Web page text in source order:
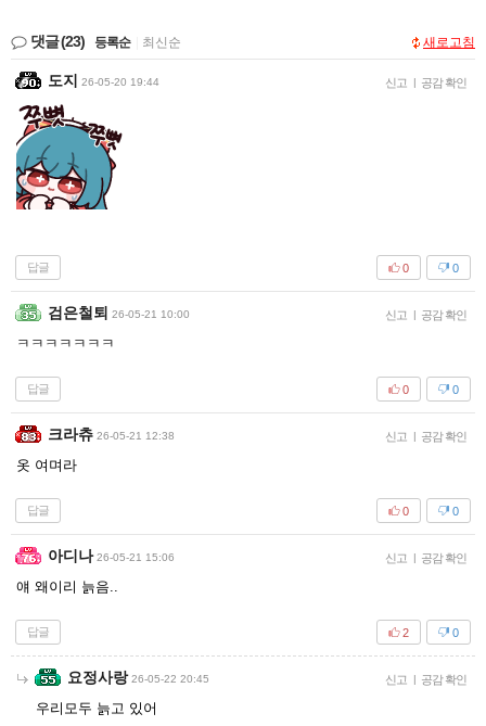
댓글(23) 등록순 최신순 새로고침
도지 26-05-20 19:44 신고 | 공감 확인
답글 0
0
검은철퇴 26-05-21 10:00 신고 | 공감 확인
ㅋㅋㅋㅋㅋㅋㅋ
답글 0
0
크라츄 26-05-21 12:38 신고 | 공감 확인
옷 여며라
답글 0
0
아디나 26-05-21 15:06 신고 | 공감 확인
얘 왜이리 늙음..
답글 0
2
요정사랑 26-05-22 20:45 신고 | 공감 확인
우리모두 늙고 있어